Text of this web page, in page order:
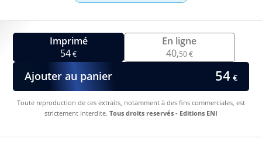
Imprimé
54€
En ligne
40,50 €
Ajouter au panier 54€
Toute reproduction de ces extraits, notamment à des fins commerciales, est
strictement interdite. Tous droits reservés - Editions ENI